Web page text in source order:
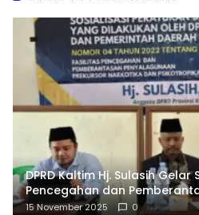
DPRD Kaltim Hj. Sulasih
Pencegahan dan
15 November 2025 0